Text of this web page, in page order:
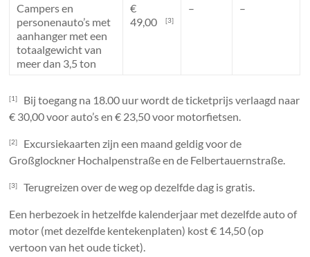
Campers en
personenauto’s met
aanhanger met een
totaalgewicht van
meer dan 3,5 ton
€
49,00[3]
– –
[1]
Bij toegang na 18.00 uur wordt de ticketprijs verlaagd naar
€ 30,00 voor auto’s en € 23,50 voor motorfietsen.
[2]
Excursiekaarten zijn een maand geldig voor de
Großglockner Hochalpenstraße en de Felbertauernstraße.
[3] Terugreizen over de weg op dezelfde dag is gratis.
Een herbezoek in hetzelfde kalenderjaar met dezelfde auto of
motor (met dezelfde kentekenplaten) kost € 14,50 (op
vertoon van het oude ticket).